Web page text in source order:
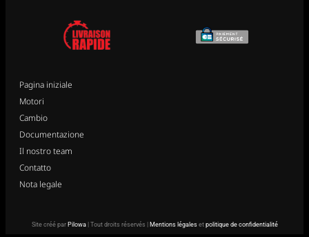
Pagina iniziale
Motori
Cambio
Documentazione
Il nostro team
Contatto
Nota legale
Site créé par Pilowa| Tout droits réservés | Mentions légaleset politique de confidentialité